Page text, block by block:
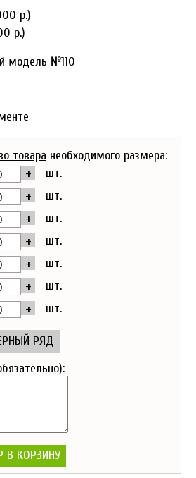
р.)
р.)
модель №110
товара необходимого размера:
+
шт.
+
шт.
+
шт.
+
шт.
+
шт.
+
шт.
+ шт.
РЯД
В КОРЗИНУ